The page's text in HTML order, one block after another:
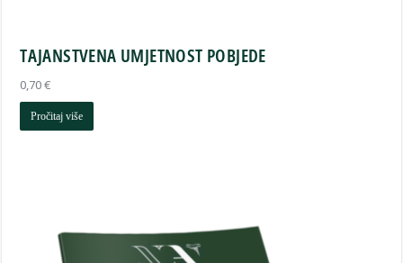
TAJANSTVENA UMJETNOST POBJEDE
0,70€
Pročitaj više